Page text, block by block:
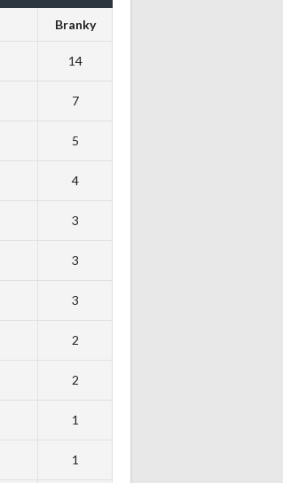
Branky
14
7
5
4
3
3
3
2
2
1
1